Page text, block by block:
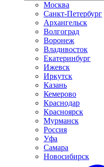
Москва
Санкт-Петербург
Архангельск
Волгоград
Воронеж
Владивосток
Екатеринбург
Ижевск
Иркутск
Казань
Кемерово
Краснодар
Красноярск
Мурманск
Россия
Уфа
Самара
Новосибирск